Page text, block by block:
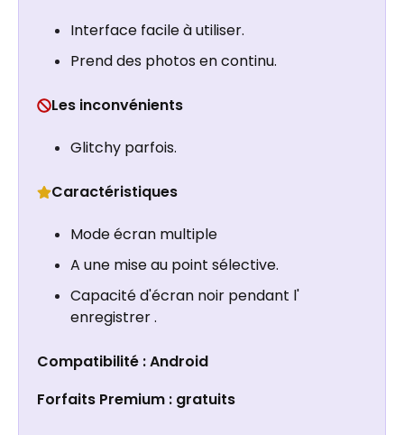
Interface facile à utiliser.
Prend des photos en continu.
Les inconvénients
Glitchy parfois.
Caractéristiques
Mode écran multiple
A une mise au point sélective.
Capacité d'écran noir pendant l'
enregistrer .
Compatibilité : Android
Forfaits Premium : gratuits